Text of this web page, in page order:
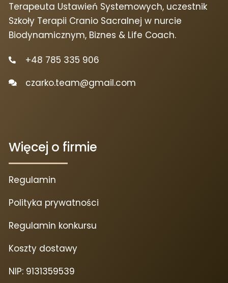
Terapeuta Ustawień Systemowych, uczestnik
Szkoły Terapii Cranio Sacralnej w nurcie
Biodynamicznym, Biznes & Life Coach.
+48 785 335 906
czarko.team@gmail.com
Więcej o firmie
Regulamin
Polityka prywatności
Regulamin konkursu
Koszty dostawy
NIP: 9131359539